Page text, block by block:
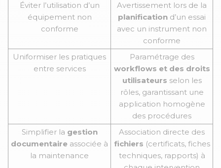
Éviter l’utilisation d’un
équipement non
conforme
Avertissement lors de la
planification d’un essai
avec un instrument non
conforme
Uniformiser les pratiques
entre services
Paramétrage des
workflows et des droits
utilisateurs selon les
rôles, garantissant une
application homogène
des procédures
Simplifier la gestion
documentaire associée à
la maintenance
Association directe des
fichiers (certificats, fiches
techniques, rapports) à